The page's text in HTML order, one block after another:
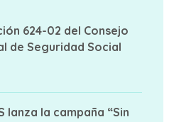
624-02 del Consejo
de Seguridad Social
lanza la campaña “Sin